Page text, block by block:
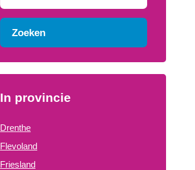
Zoeken
In provincie
Drenthe
Flevoland
Friesland